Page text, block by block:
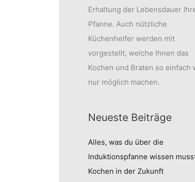
Erhaltung der Lebensdauer
Pfanne. Auch nützliche
Küchenhelfer werden mit
vorgestellt, welche Ihnen das
Kochen und Braten so einfach
nur möglich machen.
Neueste Beiträge
Alles, was du über die
Induktionspfanne wissen
Kochen in der Zukunft